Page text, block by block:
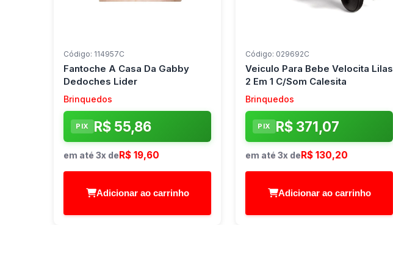
Código: 114957C
Fantoche A Casa Da Gabby
Dedoches Lider
Brinquedos
PIX R$ 55,86
em até 3x deR$ 19,60
Adicionar ao carrinho
Código: 029692C
Veiculo Para Bebe Velocita Lilas
2 Em 1 C/Som Calesita
Brinquedos
PIX R$ 371,07
em até 3x deR$ 130,20
Adicionar ao carrinho